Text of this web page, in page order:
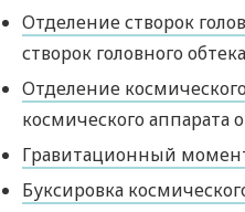
Отделение створок
створок головного
Отделение
космического аппарата
Гравитационный
Буксировка